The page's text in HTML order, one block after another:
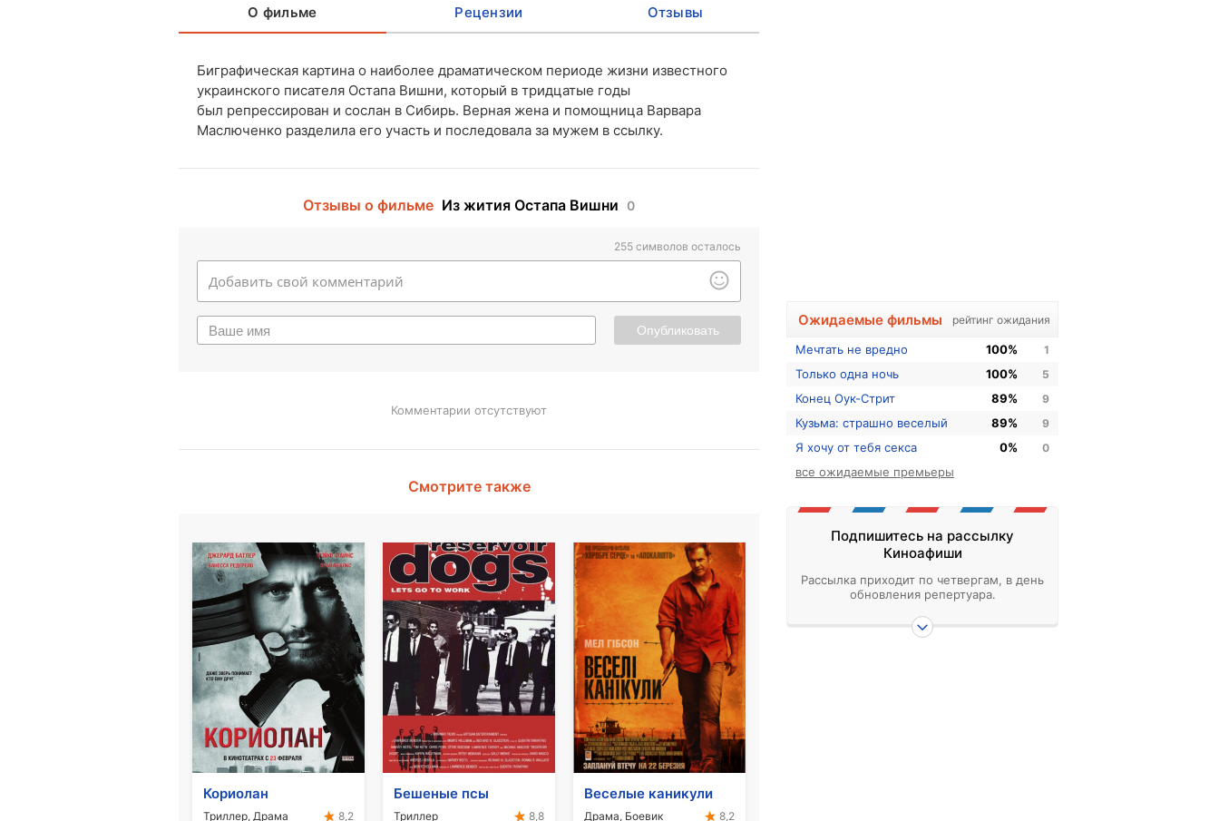
О фильме Рецензии Отзывы
Биграфическая картина о наиболее драматическом периоде жизни известного
украинского писателя Остапа Вишни, который в тридцатые годы
был репрессирован и сослан в Сибирь. Верная жена и помощница Варвара
Маслюченко разделила его участь и последовала за мужем в ссылку.
Отзывы о фильме Из жития Остапа Вишни 0
255 символов осталось
Опубликовать
Комментарии отсутствуют
Смотрите также
Кориолан
Триллер, Драма 8,2
Бешеные псы
Триллер 8,8
Веселые каникули
Драма, Боевик 8,2
Ожидаемые фильмы рейтинг ожидания
Мечтать не вредно 100% 1
Только одна ночь 100% 5
Конец Оук-Стрит 89% 9
Кузьма: страшно веселый 89% 9
Я хочу от тебя секса 0% 0
все ожидаемые премьеры
Подпишитесь на рассылку
Киноафиши
Рассылка приходит по четвергам, в день
обновления репертуара.